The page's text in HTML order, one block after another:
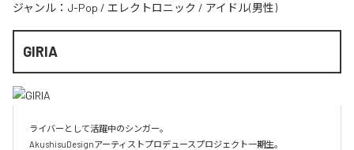
ジャンル： J-Pop / エレクトロニック / アイドル(男性)
GIRIA
ライバーとして活躍中のシンガー。
AkushisuDesignアーティストプロデュースプロジェクト一期生。